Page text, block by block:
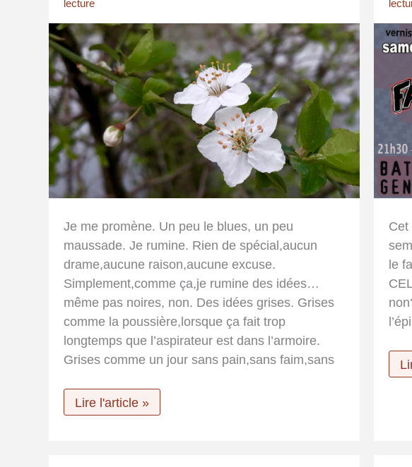
lecture
Je me promène. Un peu le blues, un peu
maussade. Je rumine. Rien de spécial,aucun
drame,aucune raison,aucune excuse.
Simplement,comme ça,je rumine des idées…
même pas noires, non. Des idées grises. Grises
comme la poussière,lorsque ça fait trop
longtemps que l’aspirateur est dans l’armoire.
Grises comme un jour sans pain,sans faim,sans
Ne
pas
Lire l'article »
Cet
le